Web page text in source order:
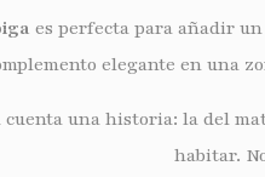
es perfecta para añadir
elegante en una
cuenta una historia: la del
habitar.